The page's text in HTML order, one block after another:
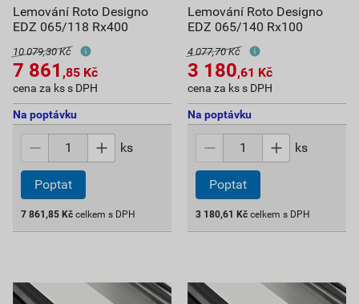
Lemování Roto Designo
EDZ 065/118 Rx400
10 079,30 Kč
7 861 ,85 Kč
cena za ks s DPH
Na poptávku
ks
Poptat
7 861,85 Kč celkem s DPH
Lemování Roto Designo
EDZ 065/140 Rx100
4 077,70 Kč
3 180,61 Kč
cena za ks s DPH
Na poptávku
ks
Poptat
3 180,61 Kč celkem s DPH